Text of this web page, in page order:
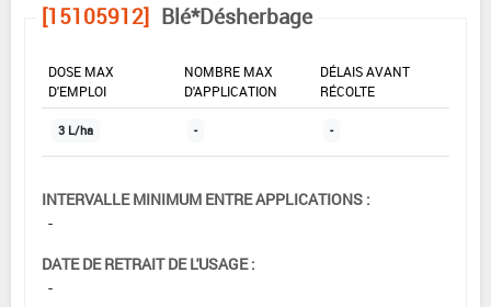
[15105912] Blé*Désherbage
DOSE MAX
D'EMPLOI
NOMBRE MAX
D'APPLICATION
DÉLAIS AVANT
RÉCOLTE
3 L/ha - -
INTERVALLE MINIMUM ENTRE APPLICATIONS :
-
DATE DE RETRAIT DE L'USAGE :
-